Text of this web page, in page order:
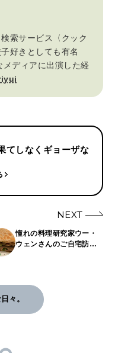
索サービス〈クック
好きとしても有名
ディアに出演した経
てしなくギョーザな
NEXT
憧れの料理研究家ウー・
ウェンさんのご自宅訪
なくギョーザな日々。〜
々。